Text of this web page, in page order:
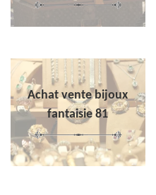
Achat vente bijoux
fantaisie 81